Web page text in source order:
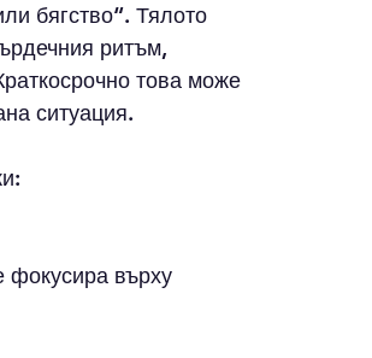
бягство“. Тялото
ритъм,
това може
ситуация.
фокусира върху